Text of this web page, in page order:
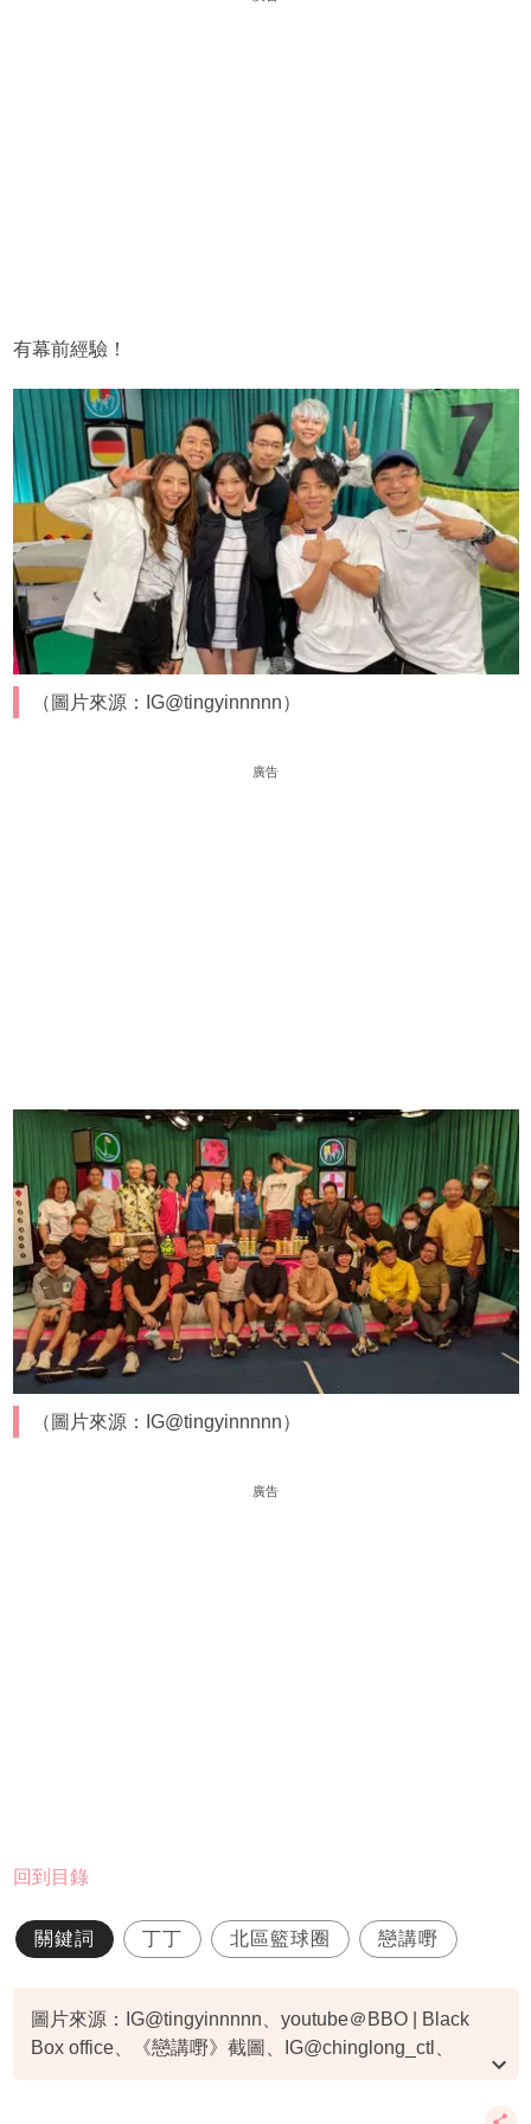
有幕前經驗！
（圖片來源：IG@tingyinnnnn）
廣告
（圖片來源：IG@tingyinnnnn）
廣告
回到目錄
關鍵詞 丁丁 北區籃球圈 戀講嘢
圖片來源：IG@tingyinnnnn、youtube＠BBO | Black
Box office、《戀講嘢》截圖、IG@chinglong_ctl、